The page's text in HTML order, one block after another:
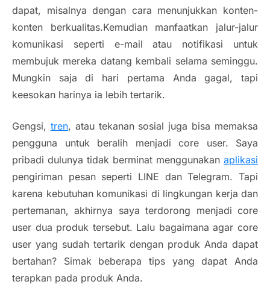
dapat, misalnya dengan cara menunjukkan konten-
konten berkualitas.Kemudian manfaatkan jalur-jalur
komunikasi seperti e-mail atau notifikasi untuk
membujuk mereka datang kembali selama seminggu.
Mungkin saja di hari pertama Anda gagal, tapi
keesokan harinya ia lebih tertarik.
Gengsi, tren, atau tekanan sosial juga bisa memaksa
pengguna untuk beralih menjadi core user. Saya
pribadi dulunya tidak berminat menggunakan aplikasi
pengiriman pesan seperti LINE dan Telegram. Tapi
karena kebutuhan komunikasi di lingkungan kerja dan
pertemanan, akhirnya saya terdorong menjadi core
user dua produk tersebut. Lalu bagaimana agar core
user yang sudah tertarik dengan produk Anda dapat
bertahan? Simak beberapa tips yang dapat Anda
terapkan pada produk Anda.